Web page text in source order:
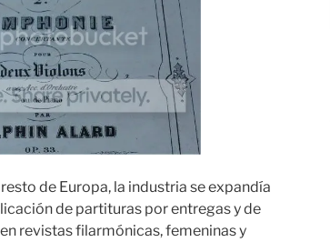
resto de Europa, la industria se expandía
de partituras por entregas y de
revistas filarmónicas, femeninas y